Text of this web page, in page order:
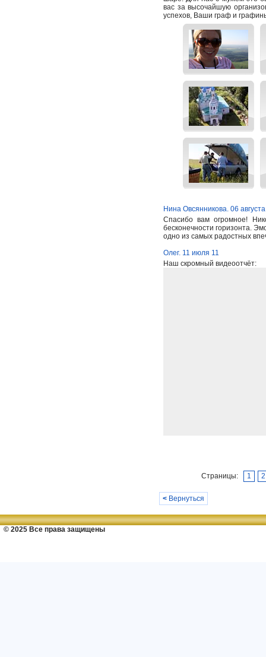
вас за высочайшую
успехов, Ваши граф и
Нина Овсянникова. 06
Спасибо вам огромное!
бесконечности горизонта.
одно из самых радостных
Олег. 11 июля 11
Наш скромный видеоотчёт:
Страницы: 1 2
< Вернуться
© 2025 Все права защищены